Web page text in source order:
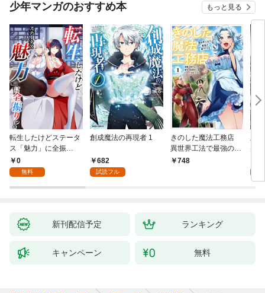
少年マンガのおすすめ本 もっと見る
転生したけどステータ
ス「魅力」に全振
り！？(1)
0
無料
創成魔法の再現者 1
682
試読フル
きのした魔法工務店
異世界工法で最強の家
づくりを（コミック）
748
兆
る
新刊配信予定 ランキング
キャンペーン 無料